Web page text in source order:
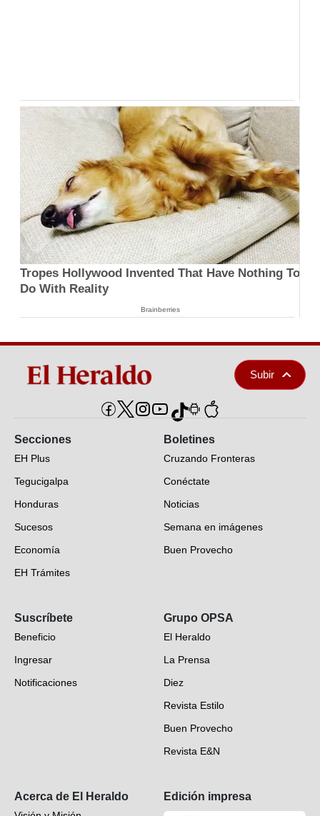
Tropes Hollywood Invented That Have Nothing To
Do With Reality
Brainberries
Subir
Secciones
EH Plus
Tegucigalpa
Honduras
Sucesos
Economía
EH Trámites
EH Verifica
Fotogalerías
Deportes
Videos
Boletines
Cruzando Fronteras
Conéctate
Noticias
Semana en imágenes
Buen Provecho
Suscríbete
Beneficio
Ingresar
Notificaciones
Grupo OPSA
El Heraldo
La Prensa
Diez
Revista Estilo
Buen Provecho
Revista E&N
Acerca de El Heraldo Edición impresa